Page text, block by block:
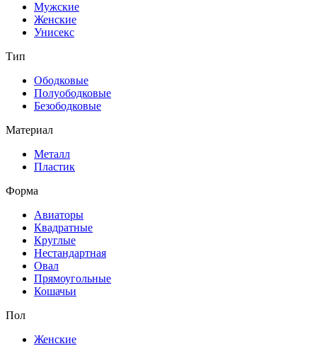
Мужские
Женские
Унисекс
Тип
Ободковые
Полуободковые
Безободковые
Материал
Металл
Пластик
Форма
Авиаторы
Квадратные
Круглые
Нестандартная
Овал
Прямоугольные
Кошачьи
Пол
Женские